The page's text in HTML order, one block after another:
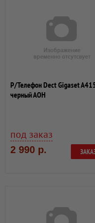
Р/Телефон Dect Gigaset
черный АОН
под заказ
2 990 р.